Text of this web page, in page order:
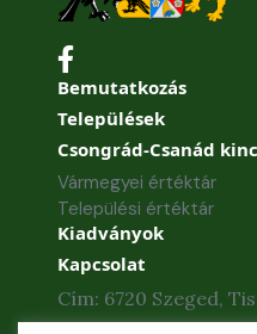
Bemutatkozás
Települések
Csongrád-Csanád
Vármegyei értéktár
Települési értéktár
Kiadványok
Kapcsolat
Cím: 6720 Szeged,